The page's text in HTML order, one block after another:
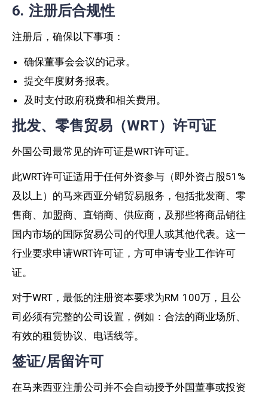
6. 注册后合规性
注册后，确保以下事项：
确保董事会会议的记录。
提交年度财务报表。
及时支付政府税费和相关费用。
批发、零售贸易（WRT）许可证
外国公司最常见的许可证是WRT许可证。
此WRT许可证适用于任何外资参与（即外资占股51%
及以上） 的马来西亚分销贸易服务， 包括批发商、零
售商、加盟商、直销商、供应商，及那些将商品销往
国内市场的国际贸易公司的代理人或其他代表。 这一
行业要求申请WRT许可证，方可申请专业工作许可
证。
对于WRT，最低的注册资本要求为RM 100万，且公
司必须有完整的公司设置，例如：合法的商业场所、
有效的租赁协议、电话线等。
签证/居留许可
在马来西亚注册公司并不会自动授予外国董事或投资